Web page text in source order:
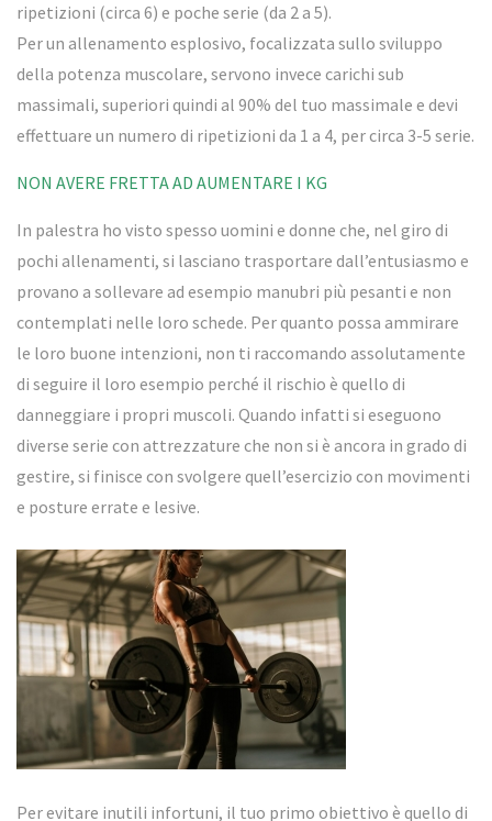
ripetizioni (circa 6) e poche serie (da 2 a 5).
Per un allenamento esplosivo, focalizzata sullo sviluppo
della potenza muscolare, servono invece carichi sub
massimali, superiori quindi al 90% del tuo massimale e devi
effettuare un numero di ripetizioni da 1 a 4, per circa 3-5 serie.
NON AVERE FRETTA AD AUMENTARE I KG
In palestra ho visto spesso uomini e donne che, nel giro di
pochi allenamenti, si lasciano trasportare dall’entusiasmo e
provano a sollevare ad esempio manubri più pesanti e non
contemplati nelle loro schede. Per quanto possa ammirare
le loro buone intenzioni, non ti raccomando assolutamente
di seguire il loro esempio perché il rischio è quello di
danneggiare i propri muscoli. Quando infatti si eseguono
diverse serie con attrezzature che non si è ancora in grado di
gestire, si finisce con svolgere quell’esercizio con movimenti
e posture errate e lesive.
Per evitare inutili infortuni, il tuo primo obiettivo è quello di